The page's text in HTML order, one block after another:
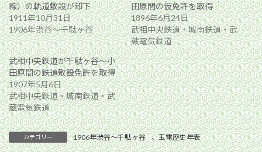
線）の軌道敷設が却下
1911年10月31日
1906年渋谷〜千駄ヶ谷
田原間の仮免許を取得
1896年6月24日
武相中央鉄道・城南鉄道・武
蔵電気鉄道
武相中央鉄道が千駄ヶ谷〜小
田原間の鉄道敷設免許を取得
1907年5月6日
武相中央鉄道・城南鉄道・武
蔵電気鉄道
カテゴリー 1906年渋谷〜千駄ヶ谷 、玉電歴史年表